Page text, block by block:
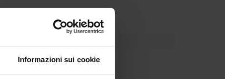
Informazioni sui cookie